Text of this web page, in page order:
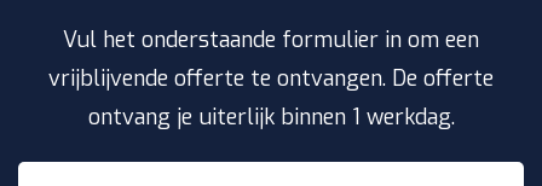
Vul het onderstaande formulier in om een
vrijblijvende offerte te ontvangen. De offerte
ontvang je uiterlijk binnen 1 werkdag.